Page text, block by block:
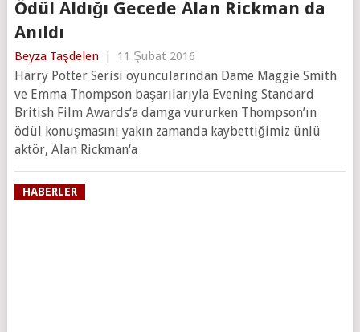
Ödül Aldığı Gecede Alan Rickman da
Anıldı
Beyza Taşdelen | 11 Şubat 2016
Harry Potter Serisi oyuncularından Dame Maggie Smith
ve Emma Thompson başarılarıyla Evening Standard
British Film Awards‘a damga vururken Thompson’ın
ödül konuşmasını yakın zamanda kaybettiğimiz ünlü
aktör, Alan Rickman‘a
HABERLER